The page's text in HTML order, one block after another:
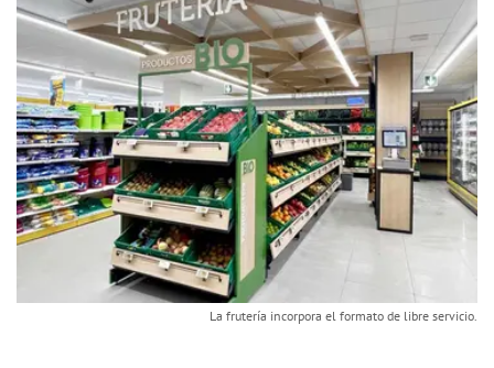
La frutería incorpora el formato de libre servicio.